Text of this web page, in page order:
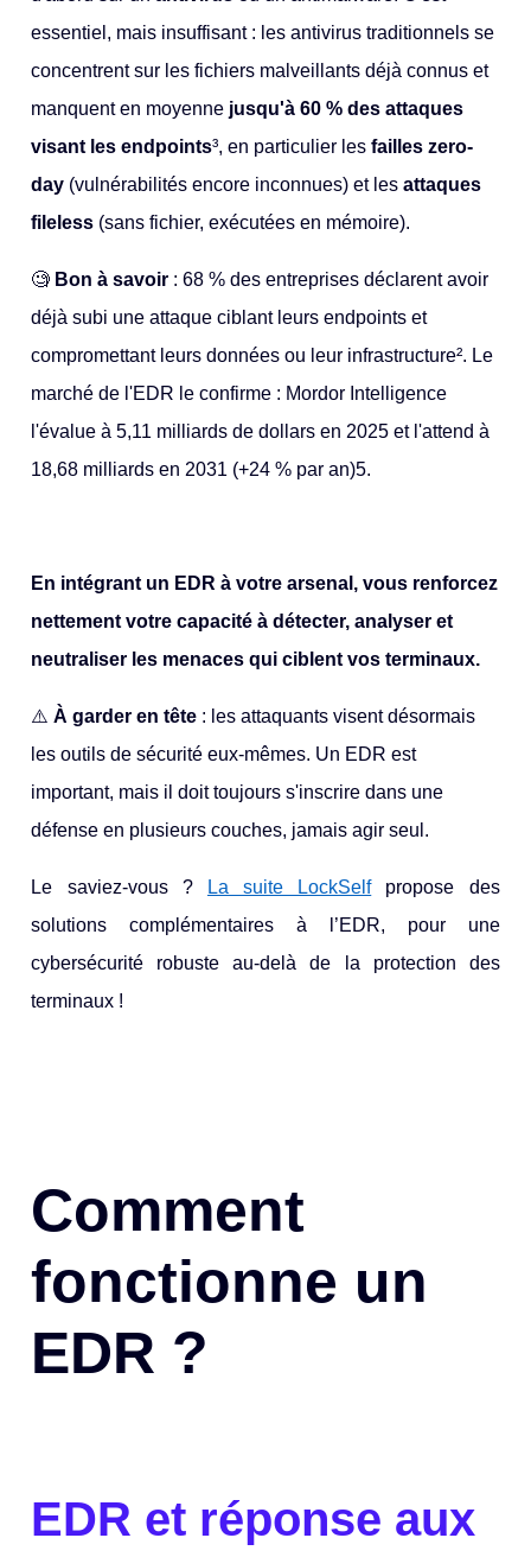
essentiel, mais insuffisant : les antivirus traditionnels se
concentrent sur les fichiers malveillants déjà connus et
manquent en moyenne jusqu'à 60 % des attaques
visant les endpoints³, en particulier lesfailles zero-
day (vulnérabilités encore inconnues) et lesattaques
fileless (sans fichier, exécutées en mémoire).
🧐 Bon à savoir :68 % des entreprises déclarent avoir
déjà subi une attaque ciblant leurs endpoints et
compromettant leurs données ou leur infrastructure². Le
marché de l'EDR le confirme : Mordor Intelligence
l'évalue à 5,11 milliards de dollars en 2025 et l'attend à
18,68 milliards en 2031 (+24 % par an)5.
En intégrant un EDR à votre arsenal, vous renforcez
nettement votre capacité à détecter, analyser et
neutraliser les menaces qui ciblent vos terminaux.
⚠️À garder en tête : les attaquants visent désormais
les outils de sécurité eux-mêmes. Un EDR est
important, mais il doit toujours s'inscrire dans une
défense en plusieurs couches, jamais agir seul.
Le saviez-vous ? La suite LockSelfpropose des
solutions complémentaires à l’EDR, pour une
cybersécurité robuste au-delà de la protection des
terminaux !
Comment
fonctionne un
EDR ?
EDR et réponse aux